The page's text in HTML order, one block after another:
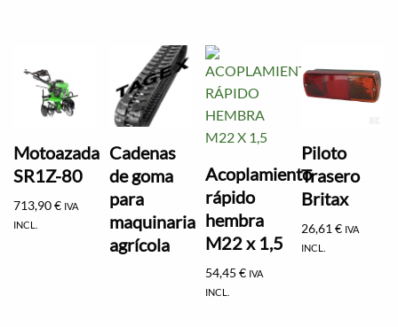
Motoazada
SR1Z-80
713,90€ IVA
INCL.
Cadenas
de goma
para
maquinaria
agrícola
Acoplamiento
rápido
hembra
M22 x 1,5
54,45€ IVA
INCL.
Piloto
Trasero
Britax
26,61€ IVA
INCL.